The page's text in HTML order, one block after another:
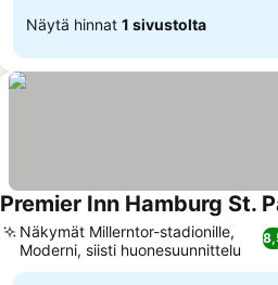
Näytä hinnat 1 sivustolta
Premier Inn Hamburg St.
Näkymät Millerntor-stadionille,
Moderni, siisti huonesuunnittelu